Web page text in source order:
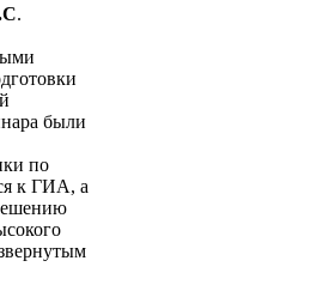
.
были
по
к ГИА, а